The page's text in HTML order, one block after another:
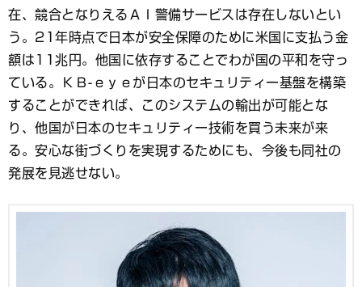
在、競合となりえるＡＩ警備サービスは存在しないとい
う。21年時点で日本が安全保障のために米国に支払う金
額は11兆円。他国に依存することでわが国の平和を守っ
ている。ＫＢ-ｅｙｅが日本のセキュリティー基盤を構築
することができれば、このシステムの輸出が可能とな
り、他国が日本のセキュリティー技術を買う未来が来
る。安心な街づくりを実現するためにも、今後も同社の
発展を見逃せない。